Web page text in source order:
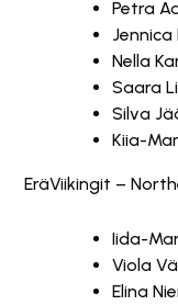
Petra
Jennica
Nella
Saara
Silva
Kiia-
EräViikingit –
Iida-
Viola
Elina